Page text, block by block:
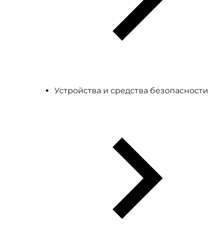
Устройства и средства безопасности